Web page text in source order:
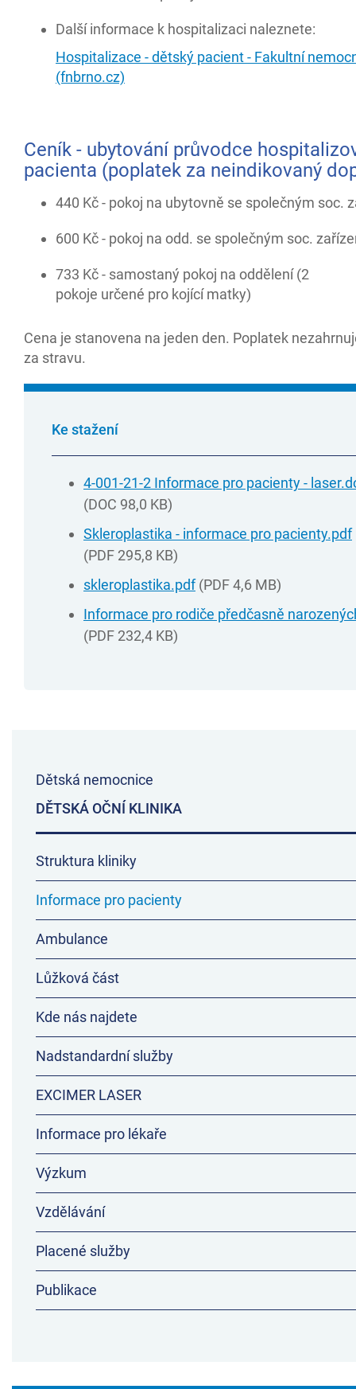
Další informace k hospitalizaci naleznete:
Hospitalizace - dětský pacient - Fakultní
(fnbrno.cz)
Ceník - ubytování průvodce
pacienta (poplatek za neindikovaný
440 Kč - pokoj na ubytovně se společným soc.
600 Kč - pokoj na odd. se společným soc.
733 Kč - samostaný pokoj na oddělení (2
pokoje určené pro kojící matky)
Cena je stanovena na jeden den. Poplatek
za stravu.
Ke stažení
4-001-21-2 Informace pro pacienty -
(DOC 98,0 KB)
Skleroplastika - informace pro pacienty.pdf
(PDF 295,8 KB)
skleroplastika.pdf (PDF 4,6 MB)
Informace pro rodiče předčasně
(PDF 232,4 KB)
Dětská nemocnice
DĚTSKÁ OČNÍ KLINIKA
Struktura kliniky
Informace pro pacienty
Ambulance
Lůžková část
Kde nás najdete
Nadstandardní služby
EXCIMER LASER
Informace pro lékaře
Výzkum
Vzdělávání
Placené služby
Publikace